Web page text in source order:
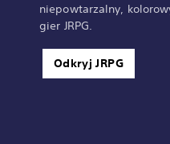
niepowtarzalny,
gier JRPG.
Odkryj JRPG